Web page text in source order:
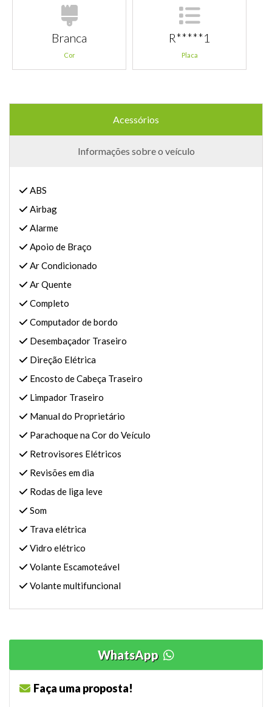
Branca
Cor
R*****1
Placa
Acessórios
Informações sobre o veículo
ABS
Airbag
Alarme
Apoio de Braço
Ar Condicionado
Ar Quente
Completo
Computador de bordo
Desembaçador Traseiro
Direção Elétrica
Encosto de Cabeça Traseiro
Limpador Traseiro
Manual do Proprietário
Parachoque na Cor do Veículo
Retrovisores Elétricos
Revisões em dia
Rodas de liga leve
Som
Trava elétrica
Vidro elétrico
Volante Escamoteável
Volante multifuncional
WhatsApp
Faça uma proposta!